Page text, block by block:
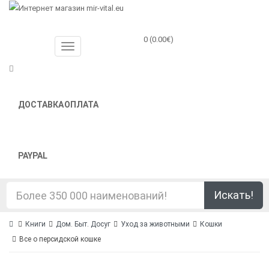
ДОСТАВКАОПЛАТА
PAYPAL
0 (0.00€)
Искать!
Книги Дом. Быт. Досуг Уход за животными
Кошки
Все о персидской кошке